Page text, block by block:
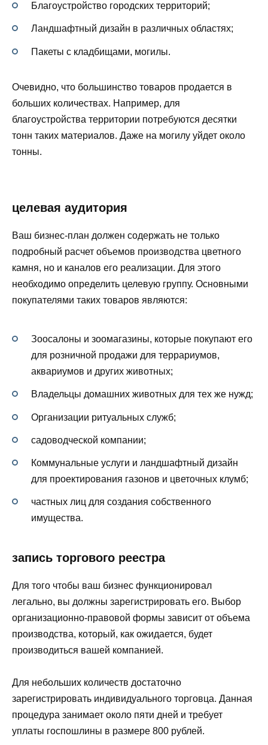
Благоустройство городских территорий;
Ландшафтный дизайн в различных областях;
Пакеты с кладбищами, могилы.
Очевидно, что большинство товаров продается в
больших количествах. Например, для
благоустройства территории потребуются десятки
тонн таких материалов. Даже на могилу уйдет около
тонны.
целевая аудитория
Ваш бизнес-план должен содержать не только
подробный расчет объемов производства цветного
камня, но и каналов его реализации. Для этого
необходимо определить целевую группу. Основными
покупателями таких товаров являются:
Зоосалоны и зоомагазины, которые покупают его
для розничной продажи для террариумов,
аквариумов и других животных;
Владельцы домашних животных для тех же нужд;
Организации ритуальных служб;
садоводческой компании;
Коммунальные услуги и ландшафтный дизайн
для проектирования газонов и цветочных клумб;
частных лиц для создания собственного
имущества.
запись торгового реестра
Для того чтобы ваш бизнес функционировал
легально, вы должны зарегистрировать его. Выбор
организационно-правовой формы зависит от объема
производства, который, как ожидается, будет
производиться вашей компанией.
Для небольших количеств достаточно
зарегистрировать индивидуального торговца. Данная
процедура занимает около пяти дней и требует
уплаты госпошлины в размере 800 рублей.